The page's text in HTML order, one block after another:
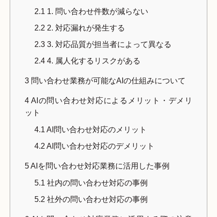
2.1 1. 問い合わせ件数が減らない
2.2 2. 対応漏れが発生する
2.3 3. 対応品質が担当者によって異なる
2.4 4. 属人化するリスクがある
3 問い合わせ業務が可能なAIの仕組みについて
4 AIの問い合わせ対応によるメリット・デメリ
ット
4.1AI問い合わせ対応のメリット
4.2 AI問い合わせ対応のデメリット
5AIを問い合わせ対応業務に活用した事例
5.1 社内の問い合わせ対応の事例
5.2 社外の問い合わせ対応の事例